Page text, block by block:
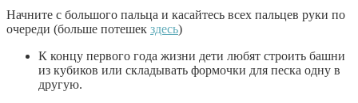
Начните с большого пальца и касайтесь всех пальцев руки по
очереди (больше потешек здесь)
К концу первого года жизни дети любят строить башни
из кубиков или складывать формочки для песка одну в
другую.